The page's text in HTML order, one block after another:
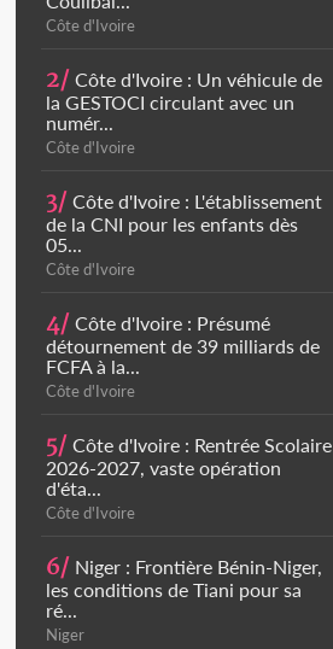
Côte d'Ivoire
2/ Côte d'Ivoire : Un véhicule de
la GESTOCI circulant avec un
numér...
Côte d'Ivoire
3/ Côte d'Ivoire : L'établissement
de la CNI pour les enfants dès
05...
Côte d'Ivoire
4/ Côte d'Ivoire : Présumé
détournement de 39 milliards de
FCFA à la...
Côte d'Ivoire
5/ Côte d'Ivoire : Rentrée Scolaire
2026-2027, vaste opération
d'éta...
Côte d'Ivoire
6/ Niger : Frontière Bénin-Niger,
les conditions de Tiani pour sa
ré...
Niger